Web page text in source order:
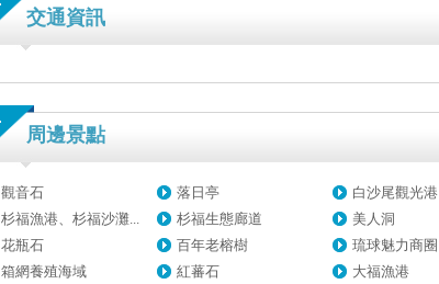
交通資訊
周邊景點
觀音石 落日亭 白沙尾觀光港
杉福漁港、杉福沙灘...
杉福生態廊道 美人洞
花瓶石
百年老榕樹 琉球魅力商圈
箱網養殖海域
紅蕃石 大福漁港